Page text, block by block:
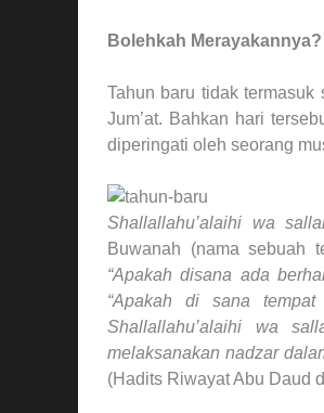
Bolehkah Merayakannya?
Tahun baru tidak termasuk
Jum’at. Bahkan hari
diperingati oleh seorang
Shallallahu’alaihi wa
Buwanah (nama sebuah
“Apakah disana ada
“Apakah di sana tempat
Shallallahu’alaihi wa
melaksanakan nadzar
(Hadits Riwayat Abu Daud